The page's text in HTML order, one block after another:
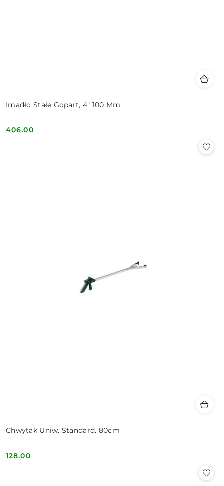
Imadło Stałe Gopart, 4" 100 Mm
Cena:
406.00
Chwytak Uniw. Standard. 80cm
Cena:
128.00